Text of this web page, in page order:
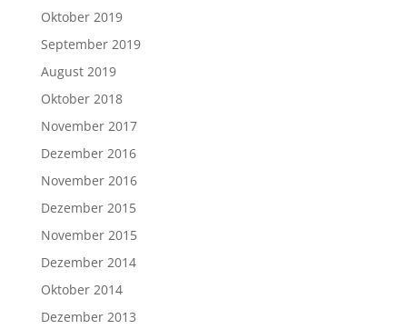
Oktober 2019
September 2019
August 2019
Oktober 2018
November 2017
Dezember 2016
November 2016
Dezember 2015
November 2015
Dezember 2014
Oktober 2014
Dezember 2013